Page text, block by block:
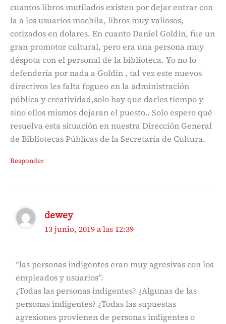
cuantos libros mutilados existen por dejar entrar con
la a los usuarios mochila, libros muy valiosos,
cotizados en dolares. En cuanto Daniel Goldin, fue un
gran promotor cultural, pero era una persona muy
déspota con el personal de la biblioteca. Yo no lo
defendería por nada a Goldin , tal vez este nuevos
directivos les falta fogueo en la administración
pública y creatividad,solo hay que darles tiempo y
sino ellos mismos dejaran el puesto.. Solo espero qué
resuelva esta situación en nuestra Dirección General
de Bibliotecas Públicas de la Secretaría de Cultura.
Responder
dewey
13 junio, 2019 a las 12:39
“las personas indigentes eran muy agresivas con los
empleados y usuarios”.
¿Todas las personas indigentes? ¿Algunas de las
personas indigentes? ¿Todas las supuestas
agresiones provienen de personas indigentes o